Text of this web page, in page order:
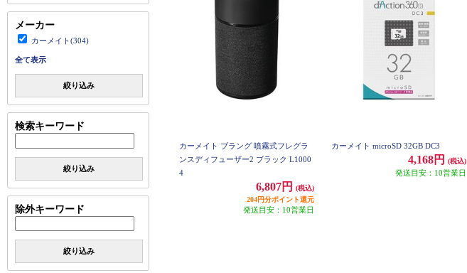
メーカー
カーメイト(304)
全て表示
絞り込み
検索キーワード
絞り込み
除外キーワード
絞り込み
カーメイト ブラング 噴霧式フレグラ
ンスディフューザー2 ブラック L1000
4
6,807円
(税込)
204円分ポイント還元
発送目安：10営業日
カーメイト microSD 32GB DC3
4,168円 (税込)
発送目安：10営業日